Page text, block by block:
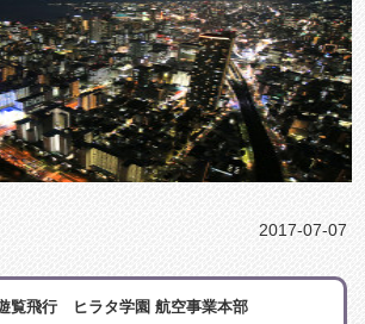
2017-07-07
覧飛行 ヒラタ学園 航空事業本部